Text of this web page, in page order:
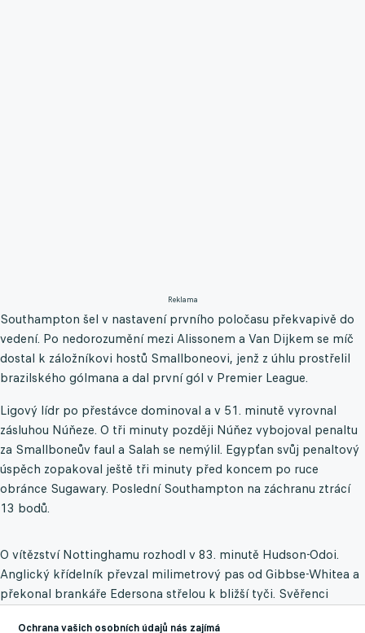
Reklama
Southampton šel v nastavení prvního poločasu překvapivě do
vedení. Po nedorozumění mezi Alissonem a Van Dijkem se míč
dostal k záložníkovi hostů Smallboneovi, jenž z úhlu prostřelil
brazilského gólmana a dal první gól v Premier League.
Ligový lídr po přestávce dominoval a v 51. minutě vyrovnal
zásluhou Núňeze. O tři minuty později Núňez vybojoval penaltu
za Smallboneův faul a Salah se nemýlil. Egypťan svůj penaltový
úspěch zopakoval ještě tři minuty před koncem po ruce
obránce Sugawary. Poslední Southampton na záchranu ztrácí
13 bodů.
O vítězství Nottinghamu rozhodl v 83. minutě Hudson-Odoi.
Anglický křídelník převzal milimetrový pas od Gibbse-Whitea a
překonal brankáře Edersona střelou k bližší tyči. Svěřenci
Ochrana vašich osobních údajů nás zajímá